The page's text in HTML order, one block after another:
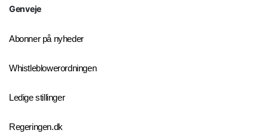
Genveje
Abonner på nyheder
Whistleblowerordningen
Ledige stillinger
Regeringen.dk